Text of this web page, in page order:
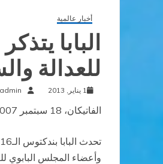
أخبار عالمية
البابا
للعدالة
1 يناير, 2013 admin
الفاتيكان، 18 سبتمبر 2007
وأعضاء المجلس البابوي